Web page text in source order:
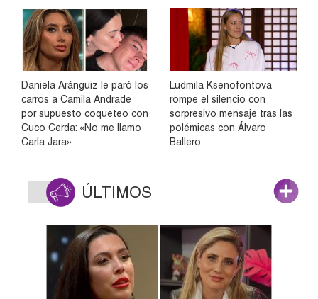
Daniela Aránguiz le paró los
carros a Camila Andrade
por supuesto coqueteo con
Cuco Cerda: «No me llamo
Carla Jara»
Ludmila Ksenofontova
rompe el silencio con
sorpresivo mensaje tras las
polémicas con Álvaro
Ballero
ÚLTIMOS